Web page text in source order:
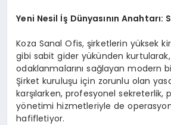
Yeni Nesil İş Dünyasının Anahtarı:
Koza Sanal Ofis, şirketlerin yüksek
gibi sabit gider yükünden
odaklanmalarını sağlayan modern
Şirket kuruluşu için zorunlu olan
karşılarken, profesyonel sekreterlik,
yönetimi hizmetleriyle de
hafifletiyor.